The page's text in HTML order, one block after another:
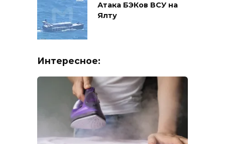
Атака БЭКов ВСУ на
Ялту
Интересное: